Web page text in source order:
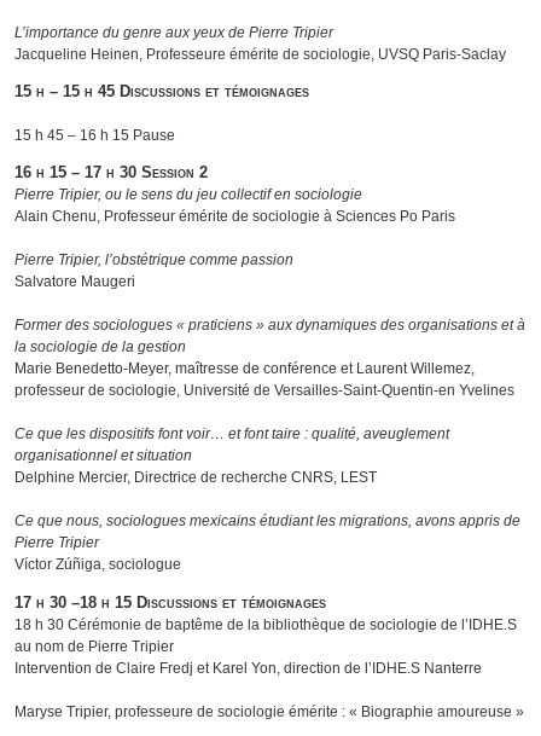
L’importance du genre aux yeux de Pierre Tripier
Jacqueline Heinen, Professeure émérite de sociologie, UVSQ Paris-Saclay
15 h – 15 h 45 Discussions et témoignages
15 h 45 – 16 h 15 Pause
16 h 15 – 17 h 30 Session 2
Pierre Tripier, ou le sens du jeu collectif en sociologie
Alain Chenu, Professeur émérite de sociologie à Sciences Po Paris
Pierre Tripier, l’obstétrique comme passion
Salvatore Maugeri
Former des sociologues « praticiens » aux dynamiques des organisations et à
la sociologie de la gestion
Marie Benedetto-Meyer, maîtresse de conférence et Laurent Willemez,
professeur de sociologie, Université de Versailles-Saint-Quentin-en Yvelines
Ce que les dispositifs font voir… et font taire : qualité, aveuglement
organisationnel et situation
Delphine Mercier, Directrice de recherche CNRS, LEST
Ce que nous, sociologues mexicains étudiant les migrations, avons appris de
Pierre Tripier
Víctor Zúñiga, sociologue
17 h 30 –18 h 15 Discussions et témoignages
18 h 30 Cérémonie de baptême de la bibliothèque de sociologie de l’IDHE.S
au nom de Pierre Tripier
Intervention de Claire Fredj et Karel Yon, direction de l’IDHE.S Nanterre
Maryse Tripier, professeure de sociologie émérite : « Biographie amoureuse »